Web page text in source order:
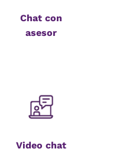
Chat con
asesor
Video chat